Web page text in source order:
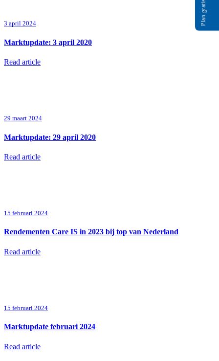
3 april 2024
Marktupdate: 3 april 2020
Read article
29 maart 2024
Marktupdate: 29 april 2020
Read article
15 februari 2024
Rendementen Care IS in 2023 bij top van Nederland
Read article
15 februari 2024
Marktupdate februari 2024
Read article